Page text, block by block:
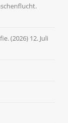
(2026) 12. Juli